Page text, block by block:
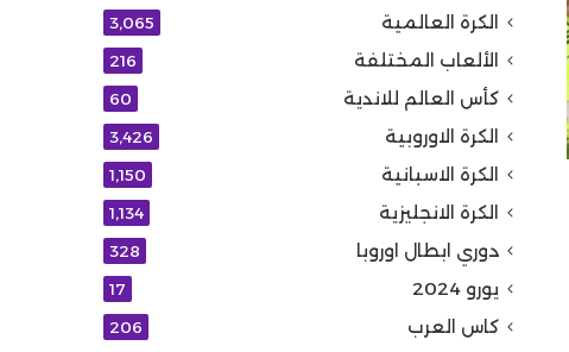
الكرة العالمية 3٬065
الألعاب المختلفة 216
كأس العالم للاندية 60
الكرة الاوروبية 3٬426
الكرة الاسبانية 1٬150
الكرة الانجليزية 1٬134
دوري ابطال اوروبا 328
يورو 2024 17
كاس العرب 206